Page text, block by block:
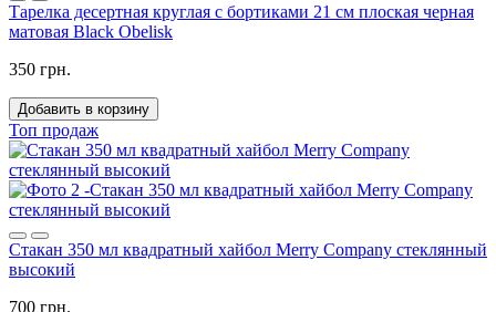
Тарелка десертная круглая с бортиками 21 см плоская черная
матовая Black Obelisk
350 грн.
Добавить в корзину
Топ продаж
Стакан 350 мл квадратный хайбол Merry Company стеклянный
высокий
700 грн.